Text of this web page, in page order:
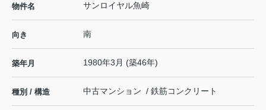
物件名 サンロイヤル魚崎
向き 南
築年月 1980年3月 (築46年)
種別 / 構造 中古マンション / 鉄筋コンクリート